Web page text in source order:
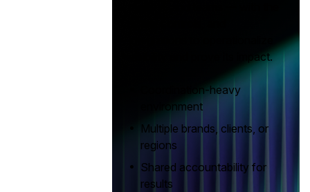
visibility and prove its impact.
Coordination-heavy
environment
Multiple brands, clients, or
regions
• Shared accountability for
results